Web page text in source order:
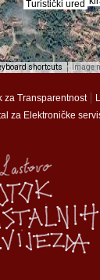
Turistički ured
Turistički ured
shortcuts Image
za Transparentnost|
za Elektroničke